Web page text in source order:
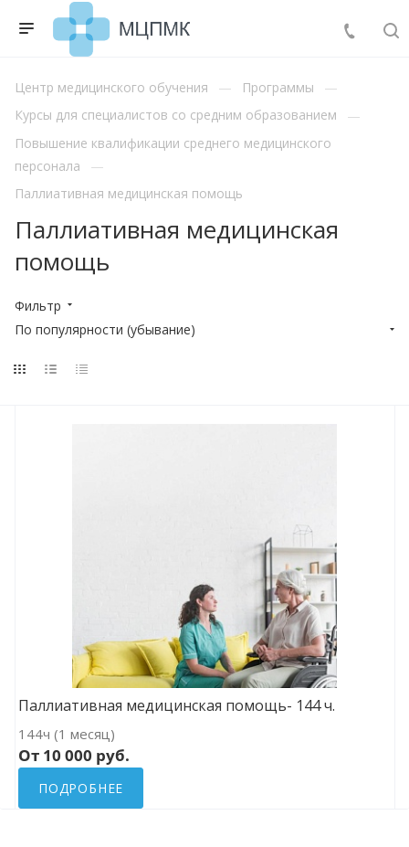
Центр медицинского обучения
Программы
Курсы для специалистов со средним образованием
Повышение квалификации среднего медицинского
персонала
Паллиативная медицинская помощь
Паллиативная медицинская
помощь
Фильтр
По популярности (убывание)
Паллиативная медицинская помощь- 144 ч.
144ч (1 месяц)
От 10 000 руб.
ПОДРОБНЕЕ